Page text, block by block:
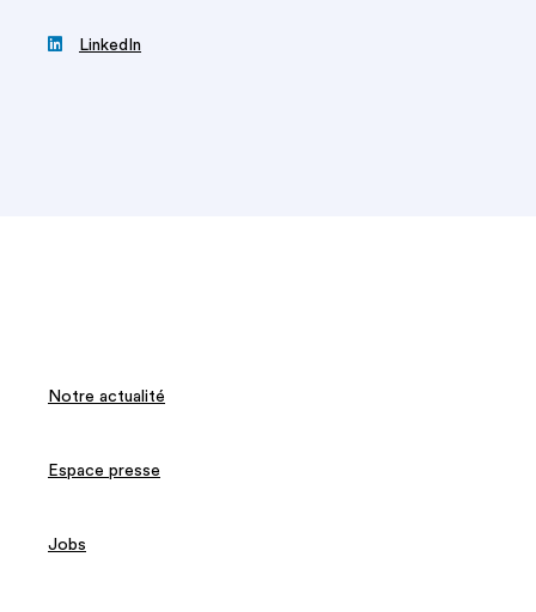
 LinkedIn
Notre actualité
Espace presse
Jobs